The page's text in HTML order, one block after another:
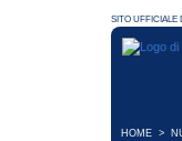
HOME >